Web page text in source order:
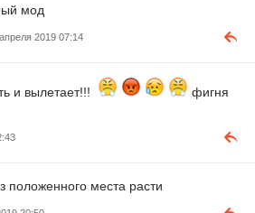
мод
2019 07:14
и вылетает!!!
фигня
положенного места расти